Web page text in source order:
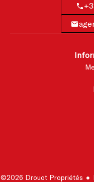
©2026 Drouot Propriétés